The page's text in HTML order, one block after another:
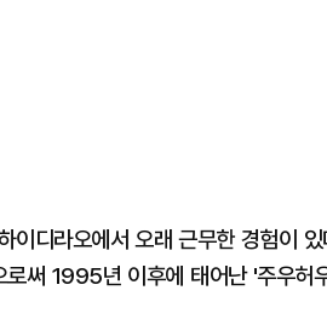
디라오에서 오래 근무한 경험이
로써 1995년 이후에 태어난 '주우